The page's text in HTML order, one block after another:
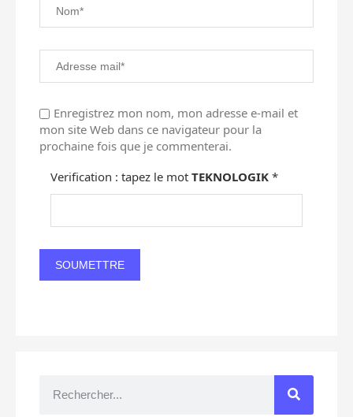
Enregistrez mon nom, mon adresse e-mail et
mon site Web dans ce navigateur pour la
prochaine fois que je commenterai.
Verification : tapez le mot TEKNOLOGIK *